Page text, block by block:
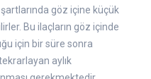
göz içine küçük
Bu ilaçların göz içinde
için bir süre sonra
aylık